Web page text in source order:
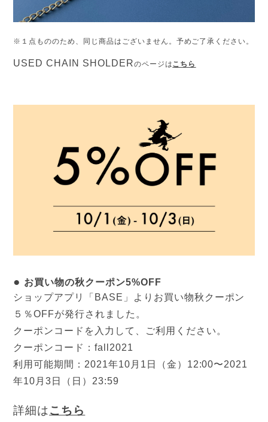
※１点もののため、同じ商品はございません。予めご了承ください。
USED CHAIN SHOLDERのページはこちら
● お買い物の秋クーポン5%OFF
ショップアプリ「BASE」よりお買い物秋クーポン
５％OFFが発行されました。
クーポンコードを入力して、ご利用ください。
クーポンコード：fall2021
利用可能期間：2021年10月1日（金）12:00〜2021
年10月3日（日）23:59
詳細はこちら